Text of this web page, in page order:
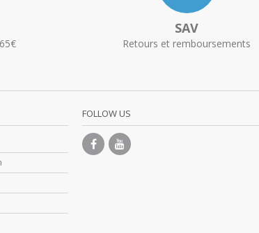
SAV
Retours et remboursements
FOLLOW US